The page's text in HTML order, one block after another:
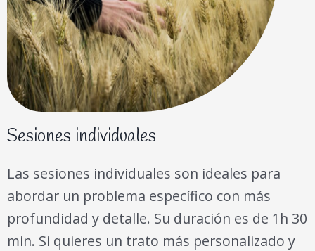
Sesiones individuales
Las sesiones individuales son ideales para
abordar un problema específico con más
profundidad y detalle. Su duración es de 1h 30
min. Si quieres un trato más personalizado y